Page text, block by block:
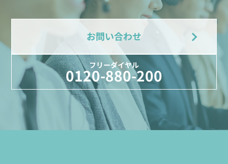
お問い合わせ
フリーダイヤル
0120-880-200